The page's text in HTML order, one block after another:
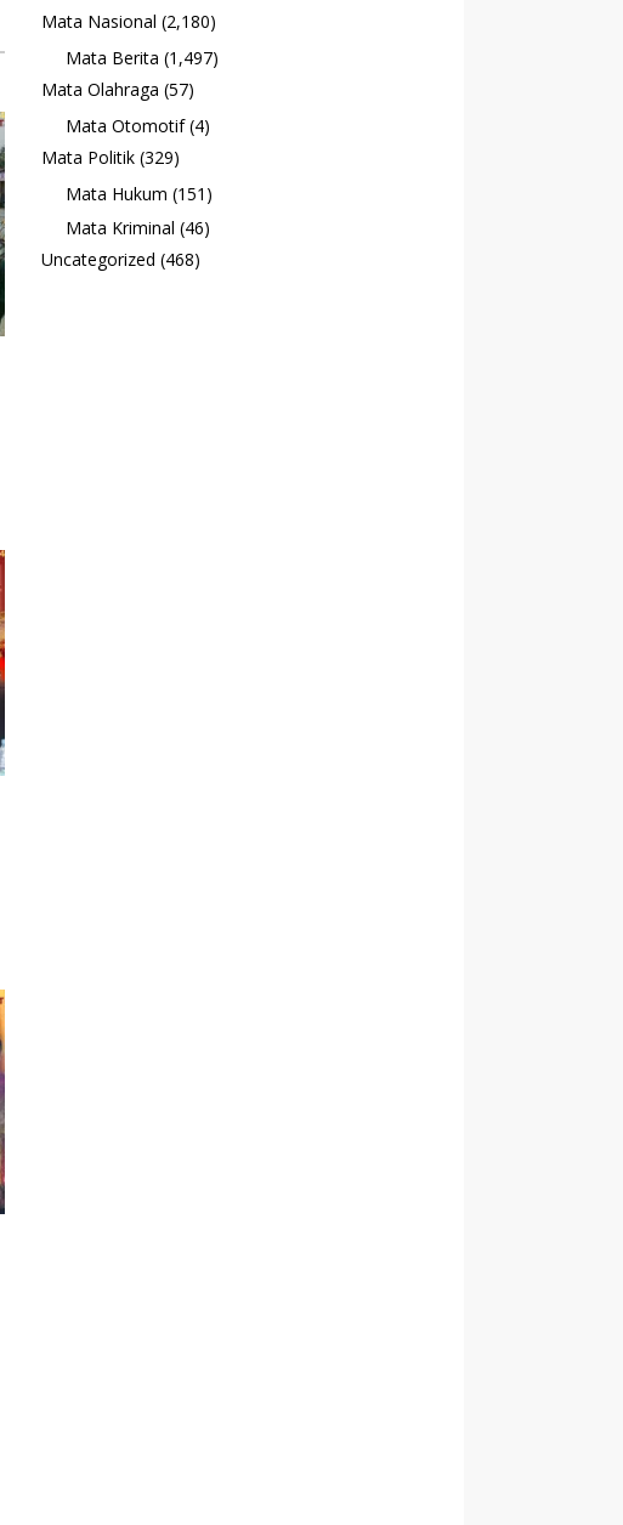
Mata Nasional (2,180)
Mata Berita (1,497)
Mata Olahraga (57)
Mata Otomotif(4)
Mata Politik (329)
Mata Hukum (151)
Mata Kriminal (46)
Uncategorized (468)